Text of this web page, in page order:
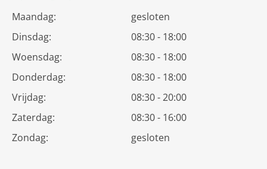
Maandag:
gesloten
Dinsdag:
08:30 - 18:00
Woensdag:
08:30 - 18:00
Donderdag:
08:30 - 18:00
Vrijdag:
08:30 - 20:00
Zaterdag:
08:30 - 16:00
Zondag:
gesloten